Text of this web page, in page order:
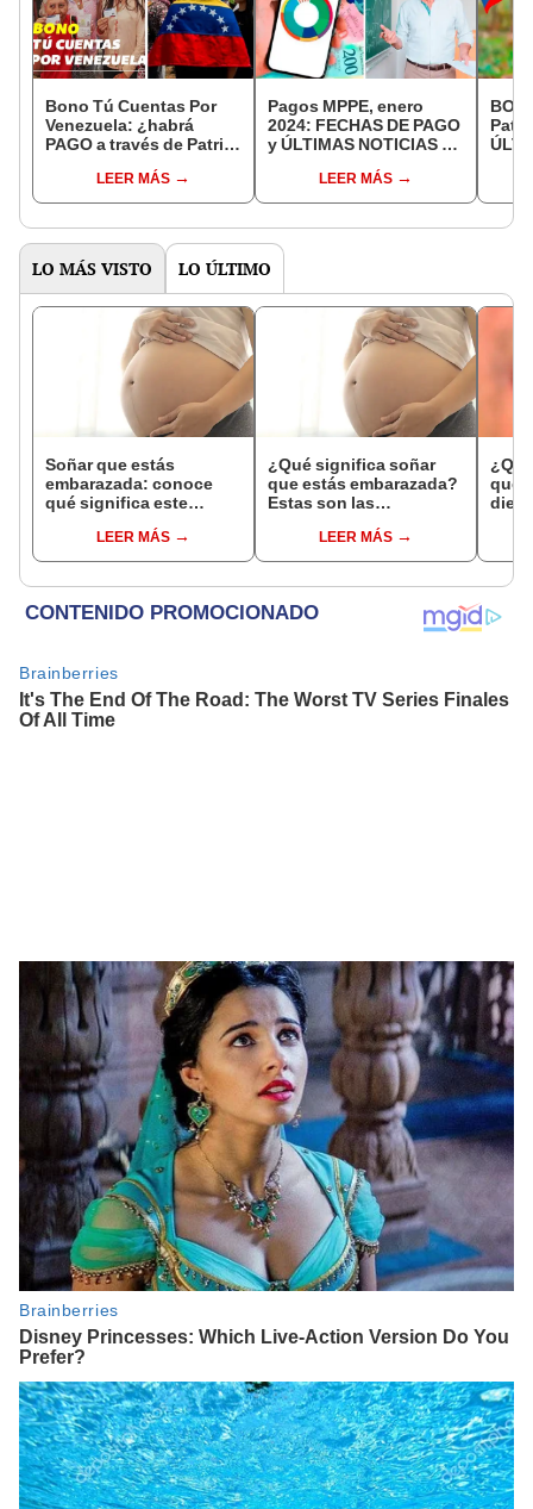
Bono Tú Cuentas Por
Venezuela: ¿habrá
PAGO a través de Patria
LEER MÁS
Pagos MPPE, enero
2024: FECHAS DE PAGO
y ÚLTIMAS NOTICIAS de
BONOS y MONTOS
LEER MÁS
2024
LO MÁS VISTO LO ÚLTIMO
Soñar que estás
embarazada: conoce
qué significa este
LEER MÁS
¿Qué significa soñar
que estás embarazada?
Estas son las
comunesLEER MÁS
que